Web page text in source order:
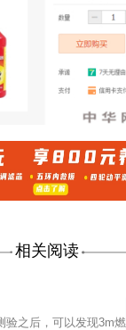
相关阅读
验之后，可以发现3m燃